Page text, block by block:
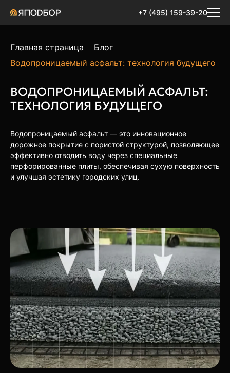
+7 (495) 159-39-20
Главная страница
Блог
Водопроницаемый асфальт: технология будущего
ВОДОПРОНИЦАЕМЫЙ АСФАЛЬТ:
ТЕХНОЛОГИЯ БУДУЩЕГО
Водопроницаемый асфальт — это инновационное
дорожное покрытие с пористой структурой, позволяющее
эффективно отводить воду через специальные
перфорированные плиты, обеспечивая сухую поверхность
и улучшая эстетику городских улиц.